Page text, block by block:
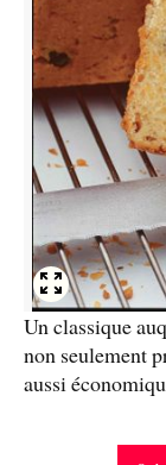
Un classique
non seulement
aussi